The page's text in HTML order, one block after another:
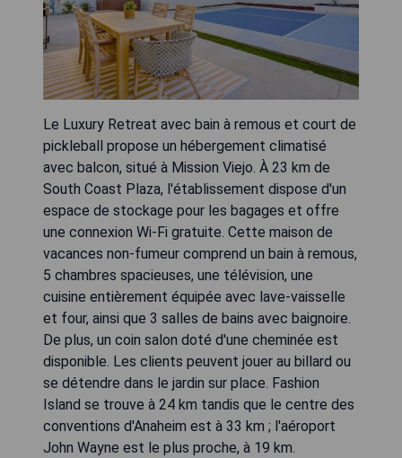
Le Luxury Retreat avec bain à remous et court de
pickleball propose un hébergement climatisé
avec balcon, situé à Mission Viejo. À 23 km de
South Coast Plaza, l'établissement dispose d'un
espace de stockage pour les bagages et offre
une connexion Wi-Fi gratuite. Cette maison de
vacances non-fumeur comprend un bain à remous,
5 chambres spacieuses, une télévision, une
cuisine entièrement équipée avec lave-vaisselle
et four, ainsi que 3 salles de bains avec baignoire.
De plus, un coin salon doté d'une cheminée est
disponible. Les clients peuvent jouer au billard ou
se détendre dans le jardin sur place. Fashion
Island se trouve à 24 km tandis que le centre des
conventions d'Anaheim est à 33 km ; l'aéroport
John Wayne est le plus proche, à 19 km.